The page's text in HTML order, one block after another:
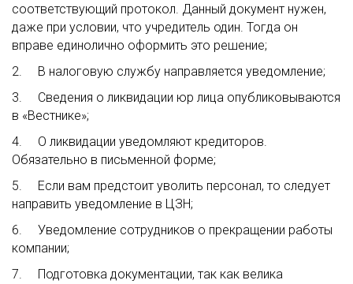
соответствующий протокол. Данный документ нужен,
даже при условии, что учредитель один. Тогда он
вправе единолично оформить это решение;
2. В налоговую службу направляется уведомление;
3. Сведения о ликвидации юр лица опубликовываются
в «Вестнике»;
4. О ликвидации уведомляют кредиторов.
Обязательно в письменной форме;
5. Если вам предстоит уволить персонал, то следует
направить уведомление в ЦЗН;
6. Уведомление сотрудников о прекращении работы
компании;
7. Подготовка документации, так как велика